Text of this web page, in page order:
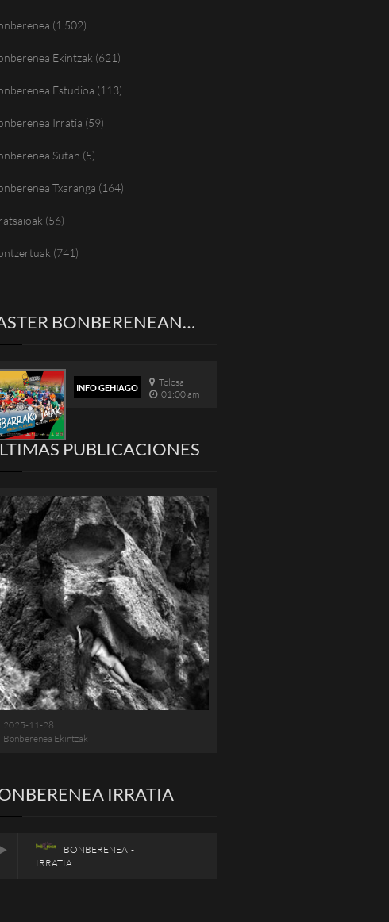
(1.502)
Ekintzak (621)
Estudioa (113)
Irratia (59)
Sutan (5)
Txaranga (164)
(56)
(741)
BONBERENEAN…
INFO GEHIAGO
Tolosa
01:00 am
PUBLICACIONES
2025-11-28
Bonberenea Ekintzak
IRRATIA
BONBERENEA -
IRRATIA